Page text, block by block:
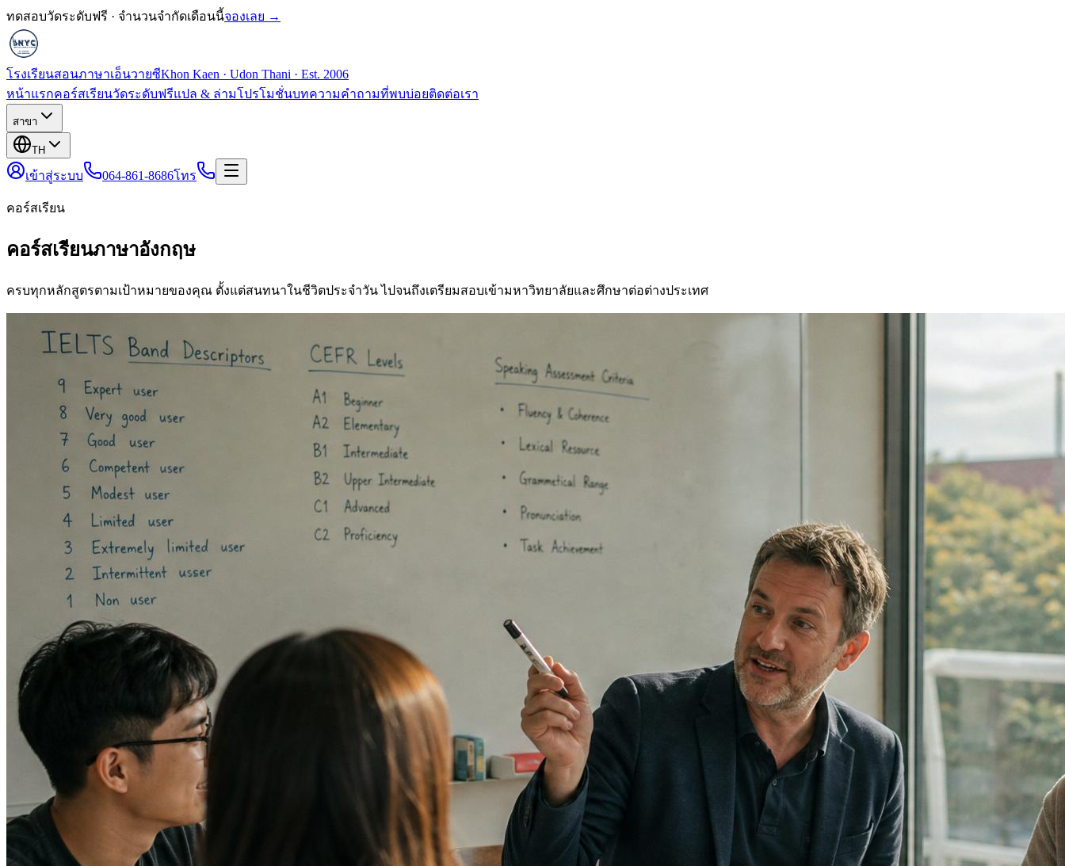
ทดสอบวัดระดับฟรี · จำนวนจำกัดเดือนนี้จองเลย →
โรงเรียนสอนภาษาเอ็นวายซีKhon Kaen · Udon Thani · Est. 2006
หน้าแรกคอร์สเรียนวัดระดับฟรีแปล & ล่ามโปรโมชั่นบทความคำถามที่พบบ่อยติดต่อเรา
สาขา
TH
เข้าสู่ระบบ 064-861-8686โทร
คอร์สเรียน
คอร์สเรียนภาษาอังกฤษ
ครบทุกหลักสูตรตามเป้าหมายของคุณ ตั้งแต่สนทนาในชีวิตประจำวัน ไปจนถึงเตรียมสอบเข้ามหาวิทยาลัยและศึกษาต่อต่างประเทศ